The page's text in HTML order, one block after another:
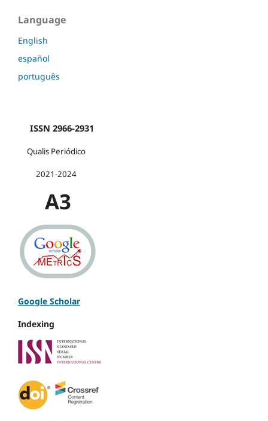
Language
English
español
português
ISSN 2966-2931
Qualis Periódico
2021-2024
A3
Google Scholar
Indexing